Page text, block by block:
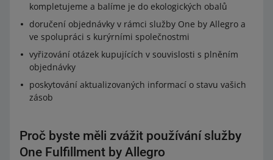
kompletujeme a balíme je do ekologických obalů
doručení objednávky v rámci služby One by Allegro a
ve spolupráci s kurýrními společnostmi
vyřizování otázek kupujících v souvislosti s plněním
objednávky
poskytování aktualizovaných informací o stavu vašich
zásob
Proč byste měli zvážit používání služby
One Fulfillment by Allegro